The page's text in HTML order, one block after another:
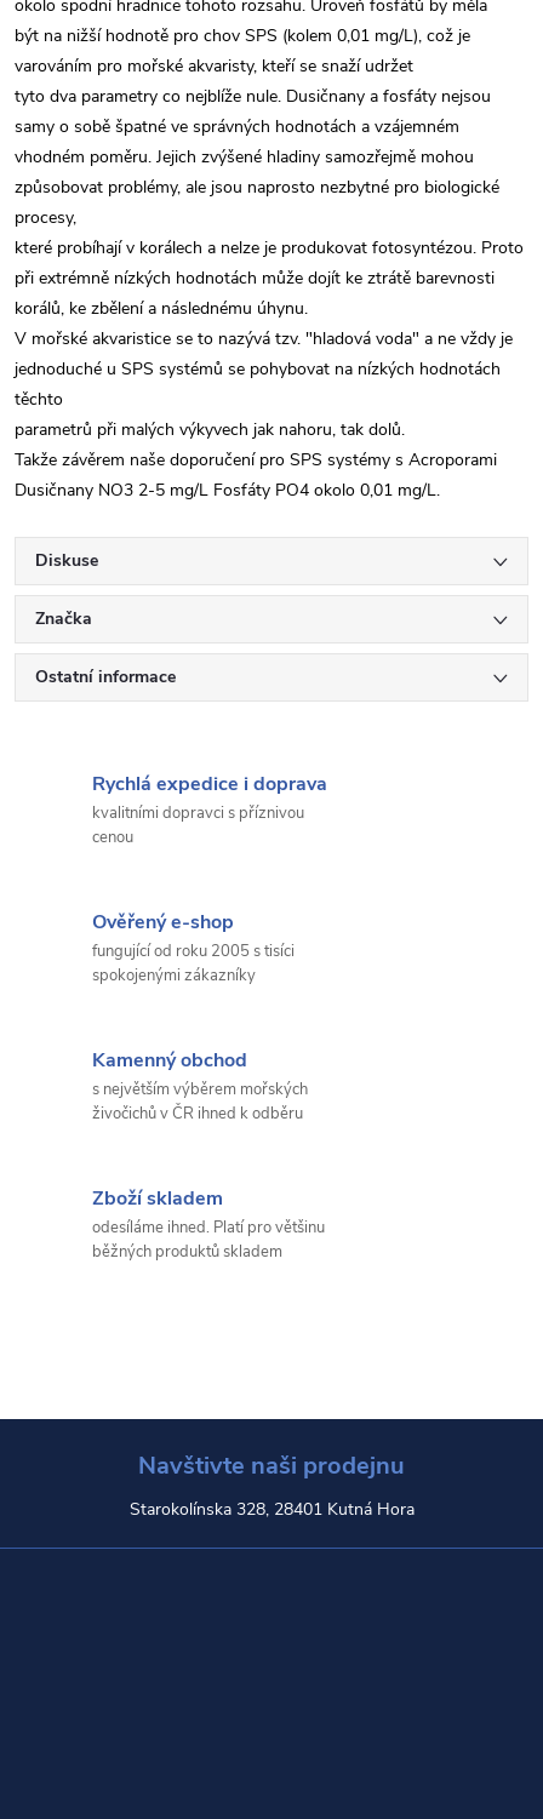
okolo spodní hradnice tohoto rozsahu. Úroveň fosfátů by měla
být na nižší hodnotě pro chov SPS (kolem 0,01 mg/L), což je
varováním pro mořské akvaristy, kteří se snaží udržet
tyto dva parametry co nejblíže nule. Dusičnany a fosfáty nejsou
samy o sobě špatné ve správných hodnotách a vzájemném
vhodném poměru. Jejich zvýšené hladiny samozřejmě mohou
způsobovat problémy, ale jsou naprosto nezbytné pro biologické
procesy,
které probíhají v korálech a nelze je produkovat fotosyntézou. Proto
při extrémně nízkých hodnotách může dojít ke ztrátě barevnosti
korálů, ke zbělení a následnému úhynu.
V mořské akvaristice se to nazývá tzv. "hladová voda" a ne vždy je
jednoduché u SPS systémů se pohybovat na nízkých hodnotách
těchto
parametrů při malých výkyvech jak nahoru, tak dolů.
Takže závěrem naše doporučení pro SPS systémy s Acroporami
Dusičnany NO3 2-5 mg/L Fosfáty PO4 okolo 0,01 mg/L.
Diskuse
Značka
Ostatní informace
Rychlá expedice i doprava
kvalitními dopravci s příznivou
cenou
Ověřený e-shop
fungující od roku 2005 s tisíci
spokojenými zákazníky
Kamenný obchod
s největším výběrem mořských
živočichů v ČR ihned k odběru
Zboží skladem
odesíláme ihned. Platí pro většinu
běžných produktů skladem
Navštivte naši prodejnu
Starokolínska 328, 28401 Kutná Hora